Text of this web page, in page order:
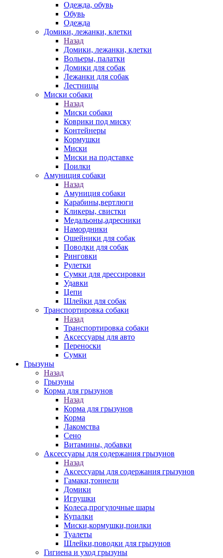
Одежда, обувь
Обувь
Одежда
Домики, лежанки, клетки
Назад
Домики, лежанки, клетки
Вольеры, палатки
Домики для собак
Лежанки для собак
Лестницы
Миски собаки
Назад
Миски собаки
Коврики под миску
Контейнеры
Кормушки
Миски
Миски на подставке
Поилки
Амуниция собаки
Назад
Амуниция собаки
Карабины,вертлюги
Кликеры, свистки
Медальоны,адресники
Намордники
Ошейники для собак
Поводки для собак
Ринговки
Рулетки
Сумки для дрессировки
Удавки
Цепи
Шлейки для собак
Транспортировка собаки
Назад
Транспортировка собаки
Аксессуары для авто
Переноски
Сумки
Грызуны
Назад
Грызуны
Корма для грызунов
Назад
Корма для грызунов
Корма
Лакомства
Сено
Витамины, добавки
Аксессуары для содержания грызунов
Назад
Аксессуары для содержания грызунов
Гамаки,тоннели
Домики
Игрушки
Колеса,прогулочные шары
Купалки
Миски,кормушки,поилки
Туалеты
Шлейки,поводки для грызунов
Гигиена и уход грызуны